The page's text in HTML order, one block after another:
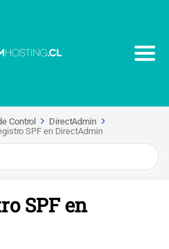
Control
DirectAdmin
SPF en DirectAdmin
SPF en